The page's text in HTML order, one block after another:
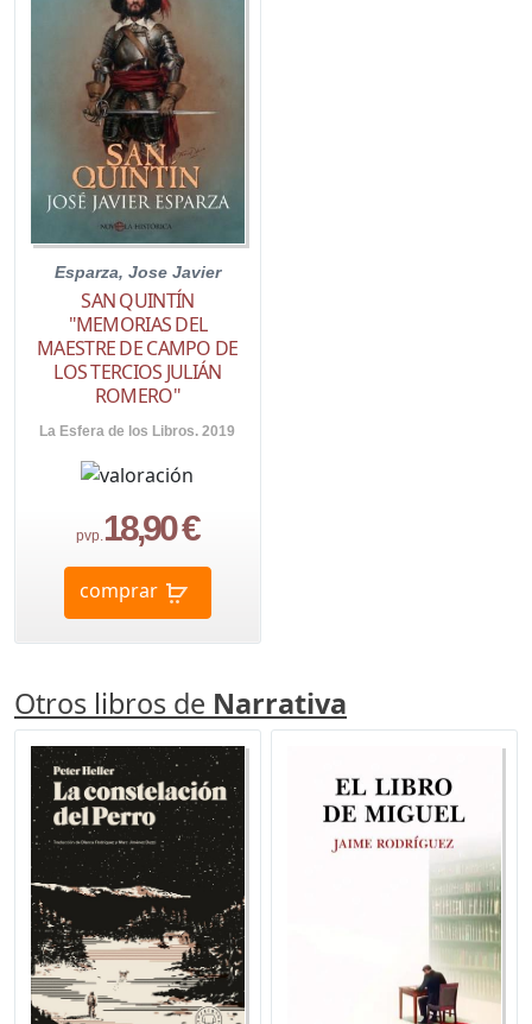
Esparza, Jose Javier
SAN QUINTÍN
"MEMORIAS DEL
MAESTRE DE CAMPO DE
LOS TERCIOS JULIÁN
ROMERO"
La Esfera de los Libros. 2019
pvp.18,90 €
comprar
Otros libros de Narrativa